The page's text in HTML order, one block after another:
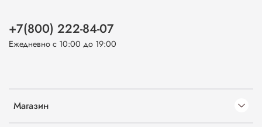
Магазин
+7(800) 222-84-07
Ежедневно с 10:00 до 19:00